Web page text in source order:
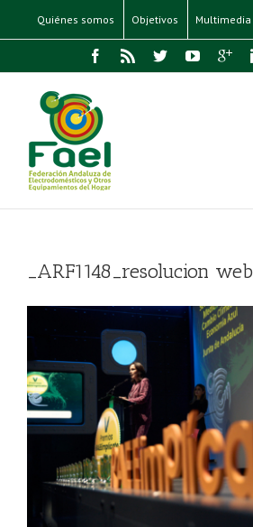
Quiénes somos Objetivos Multimedia
_ARF1148_resolucion web